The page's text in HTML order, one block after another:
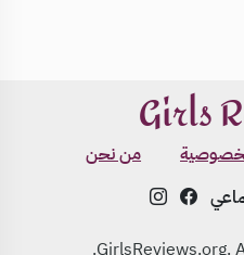
Girls
من نحن